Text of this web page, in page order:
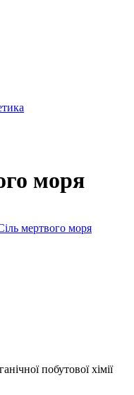
моря
побутової хімії